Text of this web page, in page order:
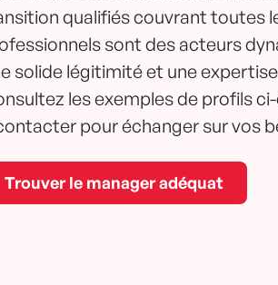
qualifiés couvrant toutes
sont des acteurs
solide légitimité et une
les exemples de profils
pour échanger sur vos
Trouver le manager adéquat